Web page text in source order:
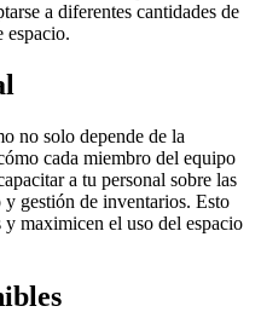
a diferentes cantidades de
espacio.
no solo depende de la
cada miembro del equipo
a tu personal sobre las
y gestión de inventarios. Esto
y maximicen el uso del espacio